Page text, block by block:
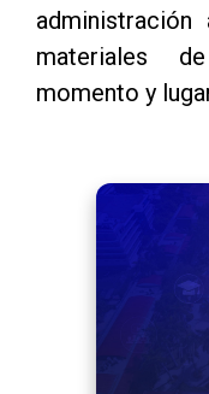
materiales
momento y